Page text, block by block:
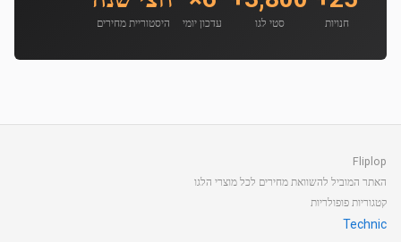
חנויות סטי לגו עדכון יומי היסטוריית מחירים
Fliplop
האתר המוביל להשוואת מחירים לכל מוצרי הלגו
קטגוריות פופולריות
Technic